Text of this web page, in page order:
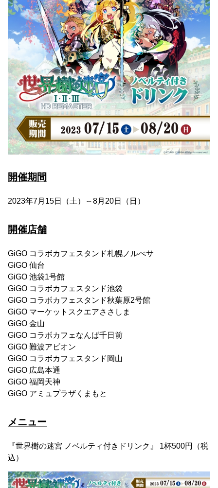
開催期間
2023年7月15日（土）～8月20日（日）
開催店舗
GiGO コラボカフェスタンド札幌ノルべサ
GiGO 仙台
GiGO 池袋1号館
GiGO コラボカフェスタンド池袋
GiGO コラボカフェスタンド秋葉原2号館
GiGO マーケットスクエアささしま
GiGO 金山
GiGO コラボカフェなんば千日前
GiGO 難波アビオン
GiGO コラボカフェスタンド岡山
GiGO 広島本通
GiGO 福岡天神
GiGO アミュプラザくまもと
メニュー
『世界樹の迷宮 ノベルティ付きドリンク』 1杯500円（税
込）